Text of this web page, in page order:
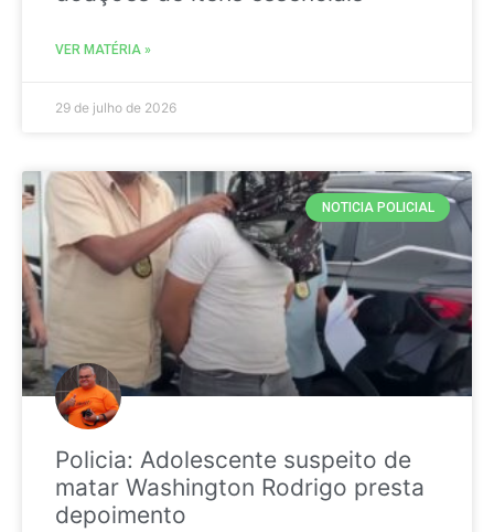
VER MATÉRIA »
29 de julho de 2026
NOTICIA POLICIAL
Policia: Adolescente suspeito de
matar Washington Rodrigo presta
depoimento